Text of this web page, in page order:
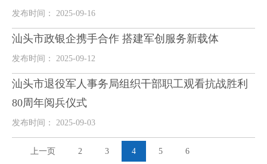
发布时间： 2025-09-16
汕头市政银企携手合作 搭建军创服务新载体
发布时间： 2025-09-12
汕头市退役军人事务局组织干部职工观看抗战胜利
80周年阅兵仪式
发布时间： 2025-09-03
上一页 2 3 4 5 6